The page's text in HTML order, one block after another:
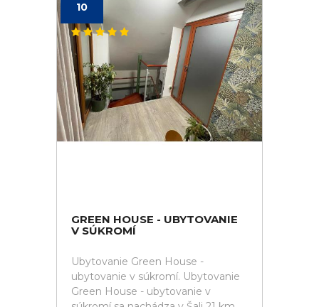
10
GREEN HOUSE - UBYTOVANIE
V SÚKROMÍ
Ubytovanie Green House -
ubytovanie v súkromí. Ubytovanie
Green House - ubytovanie v